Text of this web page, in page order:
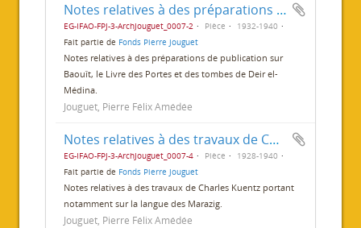
Notes relatives à des préparations de publication
EG-IFAO-FPJ-3-ArchJouguet_0007-2 Pièce
1932-1940
Fait partie de Fonds Pierre Jouguet
Notes relatives à des préparations de publication sur
Baouît, le Livre des Portes et des tombes de Deir el-
Médina.
Jouguet, Pierre Félix Amédée
Notes relatives à des travaux de Charles Kuentz
EG-IFAO-FPJ-3-ArchJouguet_0007-4 Pièce
1928-1940
Fait partie de Fonds Pierre Jouguet
Notes relatives à des travaux de Charles Kuentz portant
notamment sur la langue des Marazig.
Jouguet, Pierre Félix Amédée